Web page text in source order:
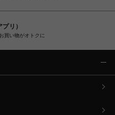
リ）
買い物がオトクに